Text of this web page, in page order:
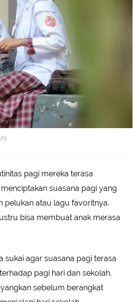
pagi mereka terasa
suasana pagi yang
pelukan atau lagu favoritnya.
bisa membuat anak merasa
sukai agar suasana pagi terasa
pagi hari dan sekolah.
sebelum berangkat